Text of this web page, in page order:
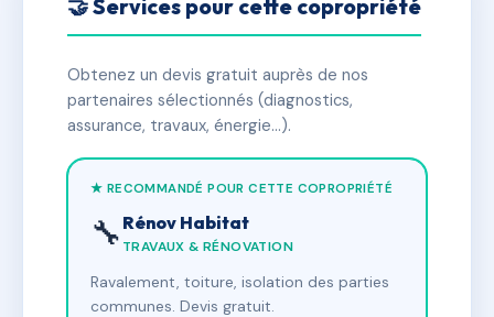
🤝 Services pour cette copropriété
Obtenez un devis gratuit auprès de nos
partenaires sélectionnés (diagnostics,
assurance, travaux, énergie…).
★ RECOMMANDÉ POUR CETTE COPROPRIÉTÉ
🔧 Rénov Habitat
TRAVAUX & RÉNOVATION
Ravalement, toiture, isolation des parties
communes. Devis gratuit.